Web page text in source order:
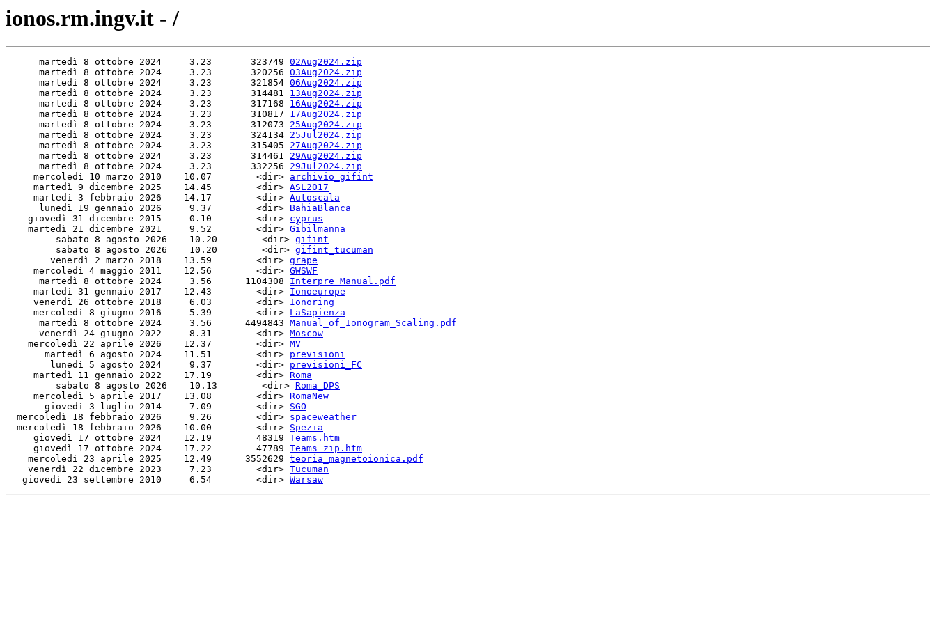
ionos.rm.ingv.it - /
      martedì 8 ottobre 2024     3.23       323749
02Aug2024.zip
      martedì 8 ottobre 2024     3.23       320256
03Aug2024.zip
      martedì 8 ottobre 2024     3.23       321854
06Aug2024.zip
      martedì 8 ottobre 2024     3.23       314481
13Aug2024.zip
      martedì 8 ottobre 2024     3.23       317168
16Aug2024.zip
      martedì 8 ottobre 2024     3.23       310817
17Aug2024.zip
      martedì 8 ottobre 2024     3.23       312073
25Aug2024.zip
      martedì 8 ottobre 2024     3.23       324134
25Jul2024.zip
      martedì 8 ottobre 2024     3.23       315405
27Aug2024.zip
      martedì 8 ottobre 2024     3.23       314461
29Aug2024.zip
      martedì 8 ottobre 2024     3.23       332256
29Jul2024.zip
     mercoledì 10 marzo 2010    10.07        <dir>
archivio_gifint
     martedì 9 dicembre 2025    14.45        <dir>
ASL2017
     martedì 3 febbraio 2026    14.17        <dir>
Autoscala
      lunedì 19 gennaio 2026     9.37        <dir>
BahiaBlanca
    giovedì 31 dicembre 2015     0.10        <dir>
cyprus
    martedì 21 dicembre 2021     9.52        <dir>
Gibilmanna
         sabato 8 agosto 2026    10.20        <dir>
gifint
         sabato 8 agosto 2026    10.20        <dir>
gifint_tucuman
        venerdì 2 marzo 2018    13.59        <dir>
grape
     mercoledì 4 maggio 2011    12.56        <dir>
GWSWF
      martedì 8 ottobre 2024     3.56      1104308
Interpre_Manual.pdf
     martedì 31 gennaio 2017    12.43        <dir>
Ionoeurope
     venerdì 26 ottobre 2018     6.03        <dir>
Ionoring
     mercoledì 8 giugno 2016     5.39        <dir>
LaSapienza
      martedì 8 ottobre 2024     3.56      4494843
Manual_of_Ionogram_Scaling.pdf
      venerdì 24 giugno 2022     8.31        <dir>
Moscow
    mercoledì 22 aprile 2026    12.37        <dir>
MV
       martedì 6 agosto 2024    11.51        <dir>
previsioni
        lunedì 5 agosto 2024     9.37        <dir>
previsioni_FC
     martedì 11 gennaio 2022    17.19        <dir>
Roma
         sabato 8 agosto 2026    10.13        <dir>
Roma_DPS
     mercoledì 5 aprile 2017    13.08        <dir>
RomaNew
       giovedì 3 luglio 2014     7.09        <dir>
SGO
  mercoledì 18 febbraio 2026     9.26        <dir>
spaceweather
  mercoledì 18 febbraio 2026    10.00        <dir>
Spezia
     giovedì 17 ottobre 2024    12.19        48319
Teams.htm
     giovedì 17 ottobre 2024    17.22        47789
Teams_zip.htm
    mercoledì 23 aprile 2025    12.49      3552629
teoria_magnetoionica.pdf
    venerdì 22 dicembre 2023     7.23        <dir>
Tucuman
   giovedì 23 settembre 2010     6.54        <dir>
Warsaw